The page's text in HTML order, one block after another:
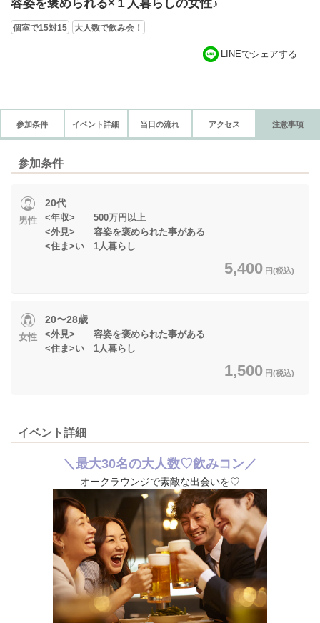
容姿を褒められる×１人暮らしの女性♪
個室で15対15 大人数で飲み会！
LINEでシェアする
参加条件 イベント詳細 当日の流れ アクセス 注意事項
参加条件
男性
20代
<年収> 500万円以上
<外見> 容姿を褒められた事がある
<住ま>い 1人暮らし
5,400 円(税込)
女性
20〜28歳
<外見> 容姿を褒められた事がある
<住ま>い 1人暮らし
1,500 円(税込)
イベント詳細
＼最大30名の大人数♡飲みコン／
オークラウンジで素敵な出会いを♡